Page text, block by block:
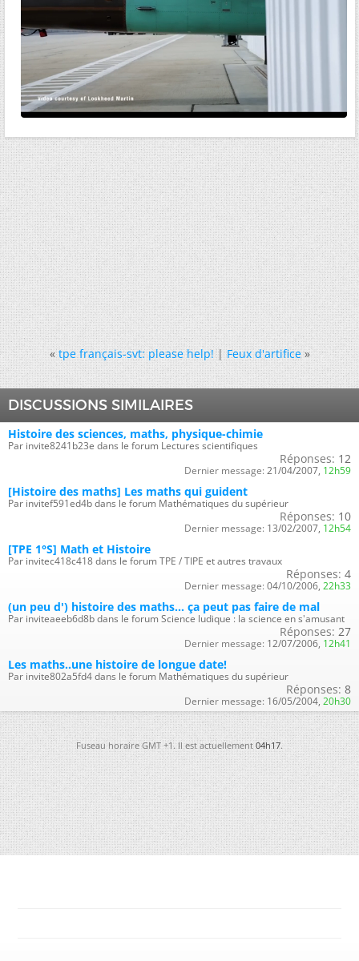
« tpe français-svt: please help!|Feux d'artifice »
DISCUSSIONS SIMILAIRES
Histoire des sciences, maths, physique-chimie
Par invite8241b23e dans le forum Lectures scientifiques
Réponses: 12
Dernier message: 21/04/2007, 12h59
[Histoire des maths] Les maths qui guident
Par invitef591ed4b dans le forum Mathématiques du supérieur
Réponses: 10
Dernier message: 13/02/2007, 12h54
[TPE 1°S] Math et Histoire
Par invitec418c418 dans le forum TPE / TIPE et autres travaux
Réponses: 4
Dernier message: 04/10/2006, 22h33
(un peu d') histoire des maths... ça peut pas faire de mal
Par inviteaeeb6d8b dans le forum Science ludique : la science en s'amusant
Réponses: 27
Dernier message: 12/07/2006, 12h41
Les maths..une histoire de longue date!
Par invite802a5fd4 dans le forum Mathématiques du supérieur
Réponses: 8
Dernier message: 16/05/2004, 20h30
Fuseau horaire GMT +1. Il est actuellement04h17.